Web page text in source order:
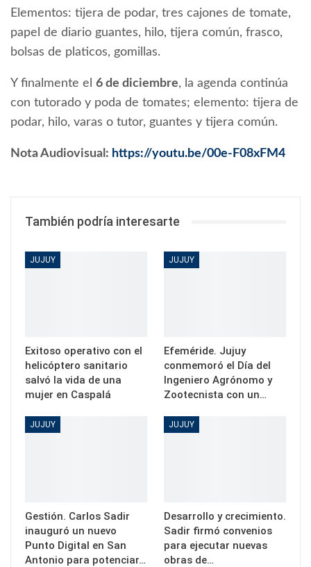
Elementos: tijera de podar, tres cajones de tomate,
papel de diario guantes, hilo, tijera común, frasco,
bolsas de platicos, gomillas.
Y finalmente el 6 de diciembre, la agenda continúa
con tutorado y poda de tomates; elemento: tijera de
podar, hilo, varas o tutor, guantes y tijera común.
Nota Audiovisual: https://youtu.be/00e-F08xFM4
También podría interesarte
JUJUY
Exitoso operativo con el
helicóptero sanitario
salvó la vida de una
mujer en Caspalá
JUJUY
Efeméride. Jujuy
conmemoró el Día del
Ingeniero Agrónomo y
Zootecnista con un…
JUJUY
Gestión. Carlos Sadir
inauguró un nuevo
Punto Digital en San
Antonio para potenciar…
JUJUY
Desarrollo y crecimiento.
Sadir firmó convenios
para ejecutar nuevas
obras de…